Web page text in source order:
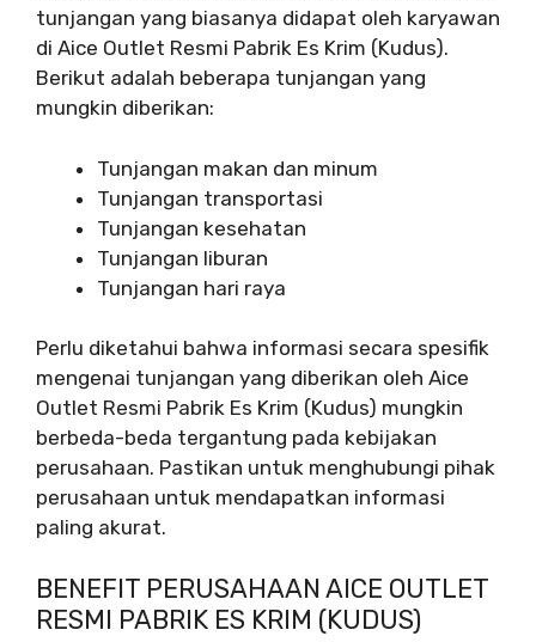
tunjangan yang biasanya didapat oleh karyawan
di Aice Outlet Resmi Pabrik Es Krim (Kudus).
Berikut adalah beberapa tunjangan yang
mungkin diberikan:
Tunjangan makan dan minum
Tunjangan transportasi
Tunjangan kesehatan
Tunjangan liburan
Tunjangan hari raya
Perlu diketahui bahwa informasi secara spesifik
mengenai tunjangan yang diberikan oleh Aice
Outlet Resmi Pabrik Es Krim (Kudus) mungkin
berbeda-beda tergantung pada kebijakan
perusahaan. Pastikan untuk menghubungi pihak
perusahaan untuk mendapatkan informasi
paling akurat.
BENEFIT PERUSAHAAN AICE OUTLET
RESMI PABRIK ES KRIM (KUDUS)